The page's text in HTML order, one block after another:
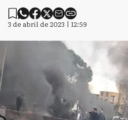
3 de abril de 2023 | 12:59